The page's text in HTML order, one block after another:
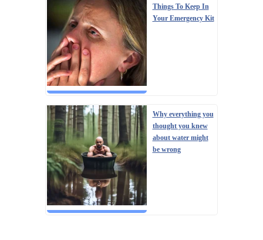
Things To Keep In
Your Emergency Kit
Why everything you
thought you knew
about water might
be wrong